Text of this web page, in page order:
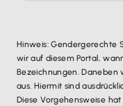
Hinweis: Gendergerechte
wir auf diesem Portal,
Bezeichnungen. Daneben
aus. Hiermit sind
Diese Vorgehensweise